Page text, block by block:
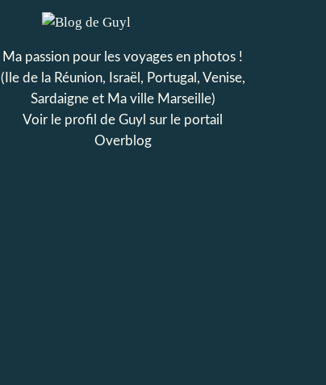
Ma passion pour les voyages en photos !
(Ile de la Réunion, Israël, Portugal, Venise,
Sardaigne et Ma ville Marseille)
Voir le profil de Guyl sur le portail
Overblog